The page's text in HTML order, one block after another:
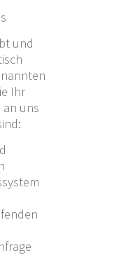
und
Ihr
uns